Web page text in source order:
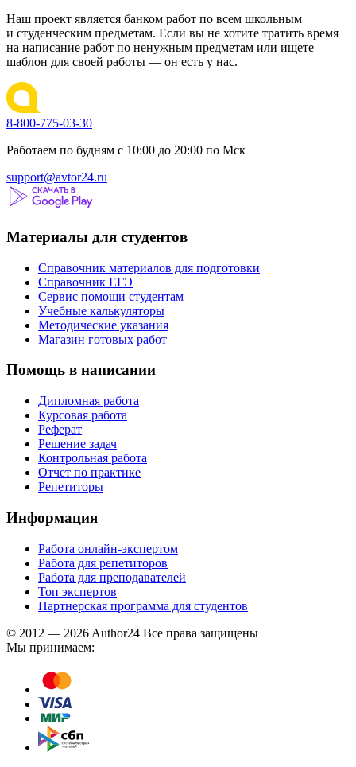
Наш проект является банком работ по всем школьным
и студенческим предметам. Если вы не хотите тратить время
на написание работ по ненужным предметам или ищете
шаблон для своей работы — он есть у нас.
8-800-775-03-30
Работаем по будням с 10:00 до 20:00 по Мск
support@avtor24.ru
Материалы для студентов
Справочник материалов для подготовки
Справочник ЕГЭ
Сервис помощи студентам
Учебные калькуляторы
Методические указания
Магазин готовых работ
Помощь в написании
Дипломная работа
Курсовая работа
Реферат
Решение задач
Контрольная работа
Отчет по практике
Репетиторы
Информация
Работа онлайн-экспертом
Работа для репетиторов
Работа для преподавателей
Топ экспертов
Партнерская программа для студентов
© 2012 — 2026 Author24 Все права защищены
Мы принимаем: